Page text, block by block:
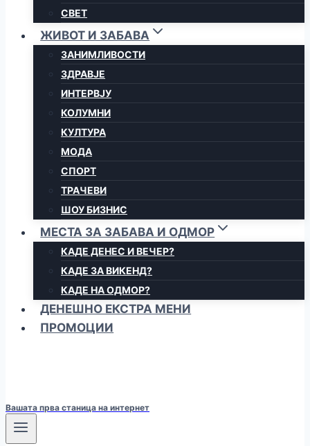
СВЕТ
ЖИВОТ И ЗАБАВА
ЗАНИМЛИВОСТИ
ЗДРАВЈЕ
ИНТЕРВЈУ
КОЛУМНИ
КУЛТУРА
МОДА
СПОРТ
ТРАЧЕВИ
ШОУ БИЗНИС
МЕСТА ЗА ЗАБАВА И ОДМОР
КАДЕ ДЕНЕС И ВЕЧЕР?
КАДЕ ЗА ВИКЕНД?
КАДЕ НА ОДМОР?
ДЕНЕШНО ЕКСТРА МЕНИ
ПРОМОЦИИ
Вашата прва станица на интернет